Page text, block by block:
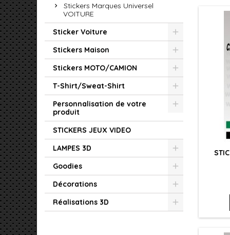
Stickers Marques Universel
VOITURE
Sticker Voiture
Stickers Maison
Stickers MOTO/CAMION
T-Shirt/Sweat-Shirt
Personnalisation de votre
produit
STICKERS JEUX VIDEO
LAMPES 3D
Goodies
Décorations
Réalisations 3D